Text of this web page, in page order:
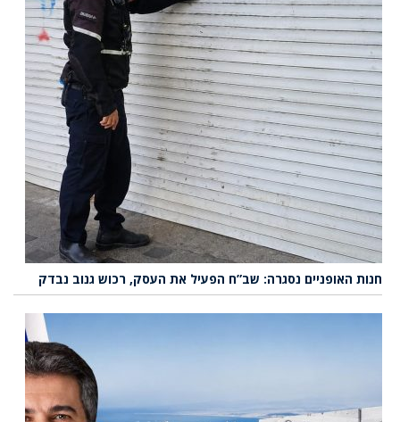
חנות האופניים נסגרה: שב”ח הפעיל את העסק, רכוש גנוב נבדק